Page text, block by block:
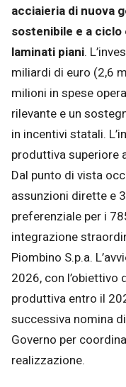
acciaieria di nuova
sostenibile e a
laminati piani.
miliardi di euro (2,6
milioni in spese
rilevante e un
in incentivi statali.
produttiva superiore
Dal punto di vista
assunzioni dirette e
preferenziale per i
integrazione
Piombino S.p.a.
2026, con l’obiettivo
produttiva entro il
successiva nomina
Governo per
realizzazione.